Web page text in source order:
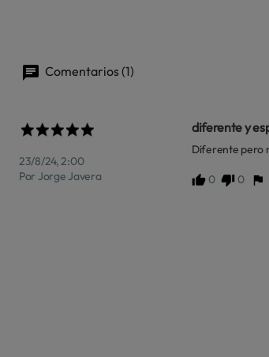
Comentarios (1)
23/8/24, 2:00
Por Jorge Javera
diferente y
Diferente pero
0 0